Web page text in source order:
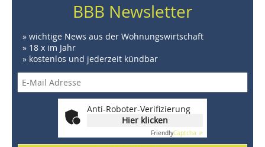
BBB Newsletter
» wichtige News aus der Wohnungswirtschaft
» 18 x im Jahr
» kostenlos und jederzeit kündbar
Anti-Roboter-Verifizierung
Hier klicken
FriendlyCaptcha ⇗